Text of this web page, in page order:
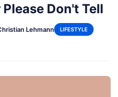
Don't Tell
Lehmann LIFESTYLE